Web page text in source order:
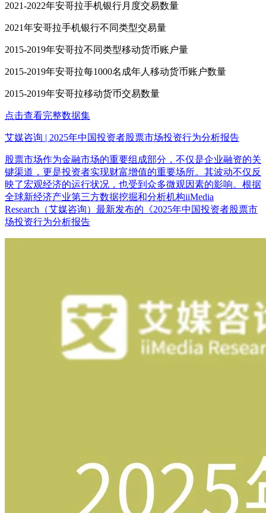
2021-2022年安哥拉手机银行月度交易数量
2021年安哥拉手机银行不同类型交易量
2015-2019年安哥拉不同类型移动货币账户量
2015-2019年安哥拉每1000名成年人移动货币账户数量
2015-2019年安哥拉移动货币交易数量
点击查看完整数据集
艾媒咨询 | 2025年中国投资者股票市场投资行为分析报告
股票市场作为金融市场的重要组成部分，不仅是企业融资的关
键渠道，更是投资者实现财富增值的重要场所。其波动不仅反
映了宏观经济的运行状况，也受到众多微观因素的影响。根据
全球新经济产业第三方数据挖掘和分析机构iiMedia
Research（艾媒咨询）最新发布的《2025年中国投资者股票市
场投资行为分析报告